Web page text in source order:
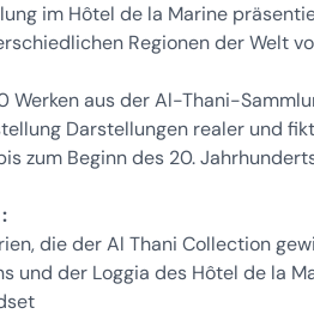
im Hôtel de la Marine
Regionen der Welt
Werken aus der Al-Thani-
Darstellungen realer und
zum Beginn des 20.
die der Al Thani Collection
und der Loggia des Hôtel de la